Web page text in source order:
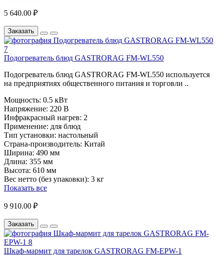
5 640.00 ₽
Заказать
Подогреватель блюд GASTRORAG FM-WL550
Подогреватель блюд GASTRORAG FM-WL550 используется
на предприятиях общественного питания и торговли ..
Мощность: 0.5 кВт
Напряжение: 220 В
Инфракрасный нагрев: 2
Применение: для блюд
Тип установки: настольный
Страна-производитель: Китай
Ширина: 490 мм
Длина: 355 мм
Высота: 610 мм
Вес нетто (без упаковки): 3 кг
Показать все
9 910.00 ₽
Заказать
Шкаф-мармит для тарелок GASTRORAG FM-EPW-1